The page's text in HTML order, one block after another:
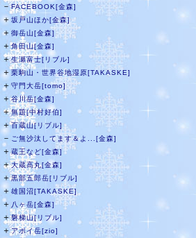
－FACEBOOK[金森]
＋ 坂戸山ほか[金森]
＋ 御岳山[金森]
＋角田山[金森]
＋生瀬富士[リブル]
＋栗駒山・世界谷地湿原[TAKASKE]
＋ 守門大岳[tomo]
＋谷川岳[金森]
＋無題[中村好伯]
＋百蔵山[リブル]
－ ご無沙汰してます＆よ...[金森]
＋蔵王など[金森]
＋大蔵高丸[金森]
＋黒部五郎岳[リブル]
＋ 雄国沼[TAKASKE]
＋ 八ヶ岳[金森]
＋磐梯山[リブル]
＋アポイ岳[zio]